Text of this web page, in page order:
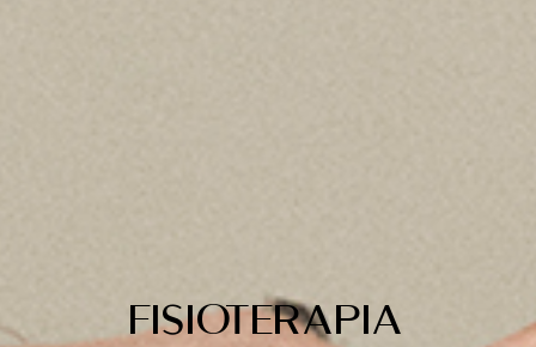
Fisioterapia